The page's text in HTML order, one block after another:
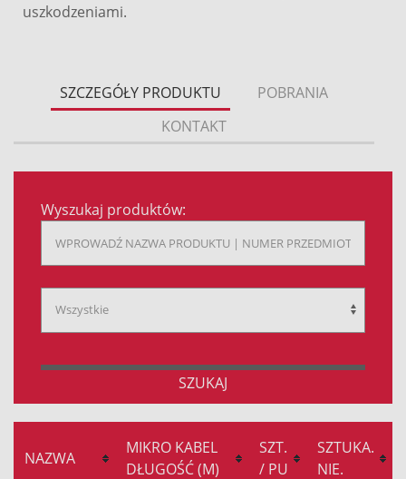
uszkodzeniami.
SZCZEGÓŁY PRODUKTU
POBRANIA
KONTAKT
Wyszukaj produktów:
SZUKAJ
NAZWA
MIKRO KABEL
DŁUGOŚĆ (M)
SZT.
/ PU
SZTUKA.
NIE.